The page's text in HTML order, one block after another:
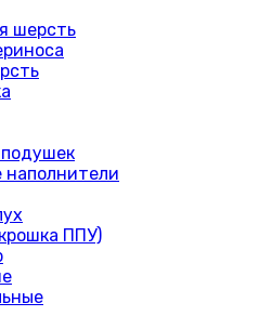
шерсть
наполнители
ППУ)